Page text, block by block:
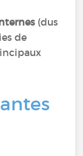
(dus
de